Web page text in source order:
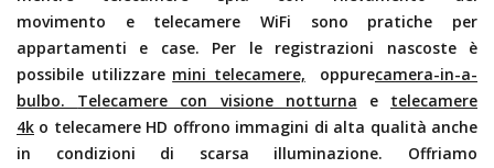
movimento e telecamere WiFi sono pratiche per
appartamenti e case. Per le registrazioni nascoste è
possibile utilizzare mini telecamere, oppurecamera-in-a-
bulbo. Telecamere con visione notturna e telecamere
4k o telecamere HD offrono immagini di alta qualità anche
in condizioni di scarsa illuminazione. Offriamo